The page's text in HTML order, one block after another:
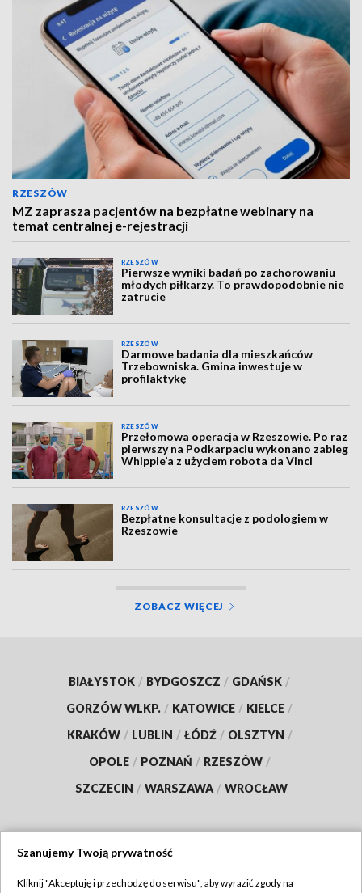
RZESZÓW
MZ zaprasza pacjentów na bezpłatne webinary na
temat centralnej e-rejestracji
RZESZÓW
Pierwsze wyniki badań po zachorowaniu
młodych piłkarzy. To prawdopodobnie nie
zatrucie
RZESZÓW
Darmowe badania dla mieszkańców
Trzebowniska. Gmina inwestuje w
profilaktykę
RZESZÓW
Przełomowa operacja w Rzeszowie. Po raz
pierwszy na Podkarpaciu wykonano zabieg
Whipple’a z użyciem robota da Vinci
RZESZÓW
Bezpłatne konsultacje z podologiem w
Rzeszowie
ZOBACZ WIĘCEJ
BIAŁYSTOK / BYDGOSZCZ / GDAŃSK /
GORZÓW WLKP. / KATOWICE / KIELCE /
KRAKÓW / LUBLIN / ŁÓDŹ / OLSZTYN /
OPOLE / POZNAŃ / RZESZÓW /
SZCZECIN / WARSZAWA / WROCŁAW
Szanujemy Twoją prywatność
Kliknij "Akceptuję i przechodzę do serwisu", aby wyrazić zgody na